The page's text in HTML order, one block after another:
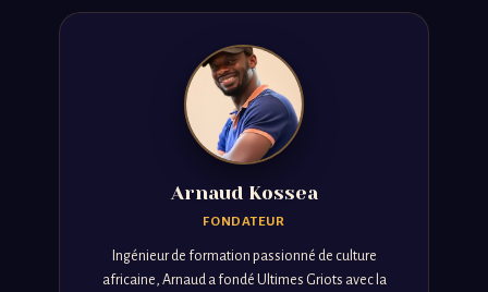
Arnaud Kossea
FONDATEUR
Ingénieur de formation passionné de culture
africaine, Arnaud a fondé Ultimes Griots avec la